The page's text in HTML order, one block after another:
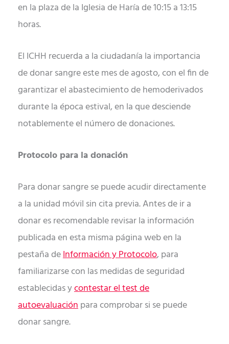
en la plaza de la Iglesia de Haría de 10:15 a 13:15
horas.
El ICHH recuerda a la ciudadanía la importancia
de donar sangre este mes de agosto, con el fin de
garantizar el abastecimiento de hemoderivados
durante la época estival, en la que desciende
notablemente el número de donaciones.
Protocolo para la donación
Para donar sangre se puede acudir directamente
a la unidad móvil sin cita previa. Antes de ir a
donar es recomendable revisar la información
publicada en esta misma página web en la
pestaña deInformación y Protocolo, para
familiarizarse con las medidas de seguridad
establecidas ycontestar el test de
autoevaluaciónpara comprobar si se puede
donar sangre.